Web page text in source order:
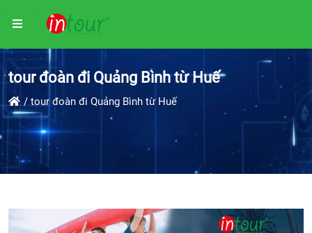
tour đoàn đi Quảng Bình từ Huế
tour đoàn đi Quảng Bình từ Huế